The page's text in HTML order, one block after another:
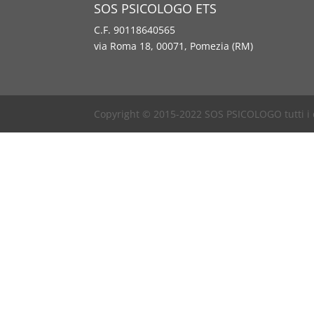
SOS PSICOLOGO ETS
C.F. 90118640565
via Roma 18, 00071, Pomezia (RM)
Copyright © 2015-2022 SOS PSICOLOGO